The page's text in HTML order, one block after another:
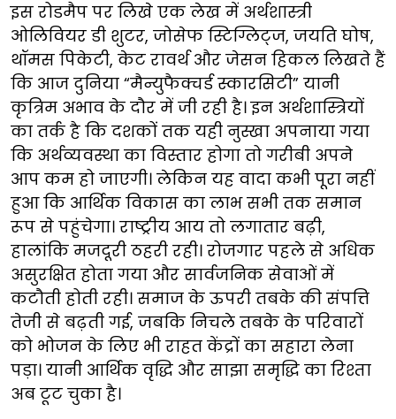
इस रोडमैप पर लिखे एक लेख में अर्थशास्त्री
ओलिवियर डी शुटर, जोसेफ स्टिग्लिट्ज, जयति घोष,
थॉमस पिकेटी, केट रावर्थ और जेसन हिकल लिखते हैं
कि आज दुनिया “मैन्युफैक्चर्ड स्कारसिटी” यानी
कृत्रिम अभाव के दौर में जी रही है। इन अर्थशास्त्रियों
का तर्क है कि दशकों तक यही नुस्खा अपनाया गया
कि अर्थव्यवस्था का विस्तार होगा तो गरीबी अपने
आप कम हो जाएगी। लेकिन यह वादा कभी पूरा नहीं
हुआ कि आर्थिक विकास का लाभ सभी तक समान
रूप से पहुंचेगा। राष्ट्रीय आय तो लगातार बढ़ी,
हालांकि मजदूरी ठहरी रही। रोजगार पहले से अधिक
असुरक्षित होता गया और सार्वजनिक सेवाओं में
कटौती होती रही। समाज के ऊपरी तबके की संपत्ति
तेजी से बढ़ती गई, जबकि निचले तबके के परिवारों
को भोजन के लिए भी राहत केंद्रों का सहारा लेना
पड़ा। यानी आर्थिक वृद्धि और साझा समृद्धि का रिश्ता
अब टूट चुका है।